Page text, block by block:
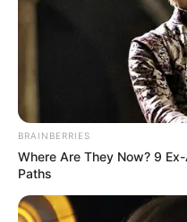
BRAINBERRIES
Where Are They Now? 9
Paths